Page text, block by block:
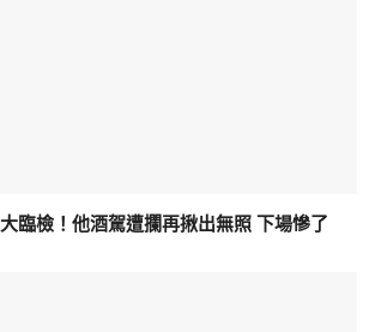
臨檢！他酒駕遭攔再揪出無照 下場慘了